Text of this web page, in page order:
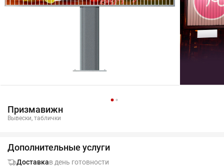
Призмавижн
Вывески, таблички
Дополнительные услуги
Доставкав день готовности